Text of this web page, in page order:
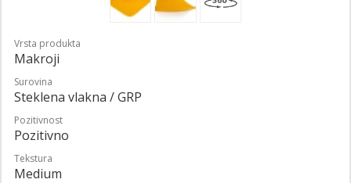
Vrsta produkta
Makroji
Surovina
Steklena vlakna / GRP
Pozitivnost
Pozitivno
Tekstura
Medium